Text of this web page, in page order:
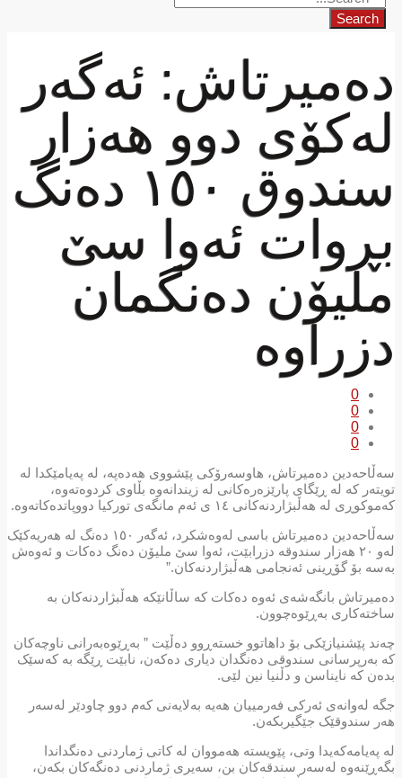
Search
دەمیرتاش: ئەگەر
لەکۆی دوو هەزار
سندوق ١٥٠ دەنگ
بڕوات ئەوا سێ
ملیۆن دەنگمان
دزراوە
0
0
0
0
سەڵاحەدین دەمیرتاش، هاوسەرۆکی پێشووی هەدەپە، لە پەیامێکدا لە
تویتەر کە لە ڕێگای پارێزەرەکانی لە زیندانەوە بڵاوی کردوەتەوە،
کەموکوڕی لە هەڵبژاردنەکانی ١٤ ی ئەم مانگەی تورکیا دووپاتدەکاتەوە.
سەڵاحەدین دەمیرتاش باسی لەوەشکرد، ئەگەر ١٥٠ دەنگ لە هەریەکێک
لەو ٢٠ هەزار سندوقە دزرابێت، ئەوا سێ ملیۆن دەنگ دەکات و ئەوەش
بەسە بۆ گۆڕینی ئەنجامی هەڵبژاردنەکان.”
دەمیرتاش بانگەشەی ئەوە دەکات کە ساڵانێکە هەڵبژاردنەکان بە
ساختەکاری بەڕێوەچوون.
چەند پێشنیازێکی بۆ داهاتوو خستەڕوو دەڵێت ” بەڕێوەبەرانی ناوچەکان
کە بەرپرسانی سندوقی دەنگدان دیاری دەکەن، نابێت ڕێگە بە کەسێک
بدەن کە نایناسن و دڵنیا نین لێی.
جگە لەوانەی ئەرکی فەرمییان هەیە بەلایەنی کەم دوو چاودێر لەسەر
هەر سندوقێک جێگیربکەن.
لە پەیامەکەیدا وتی، پێویستە هەمووان لە کاتی ژماردنی دەنگداندا
بگەڕێنەوە لەسەر سندقەکان بن، سەیری ژماردنی دەنگەکان بکەن،